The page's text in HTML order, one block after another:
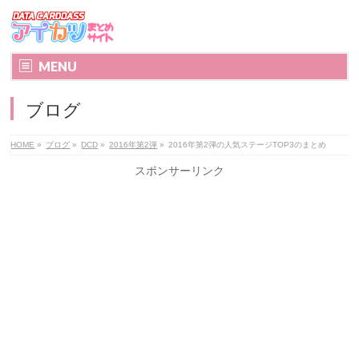
MENU
ブログ
HOME » ブログ » DCD » 2016年第2弾 » 2016年第2弾の人気ステージTOP3のまとめ
スポンサーリンク